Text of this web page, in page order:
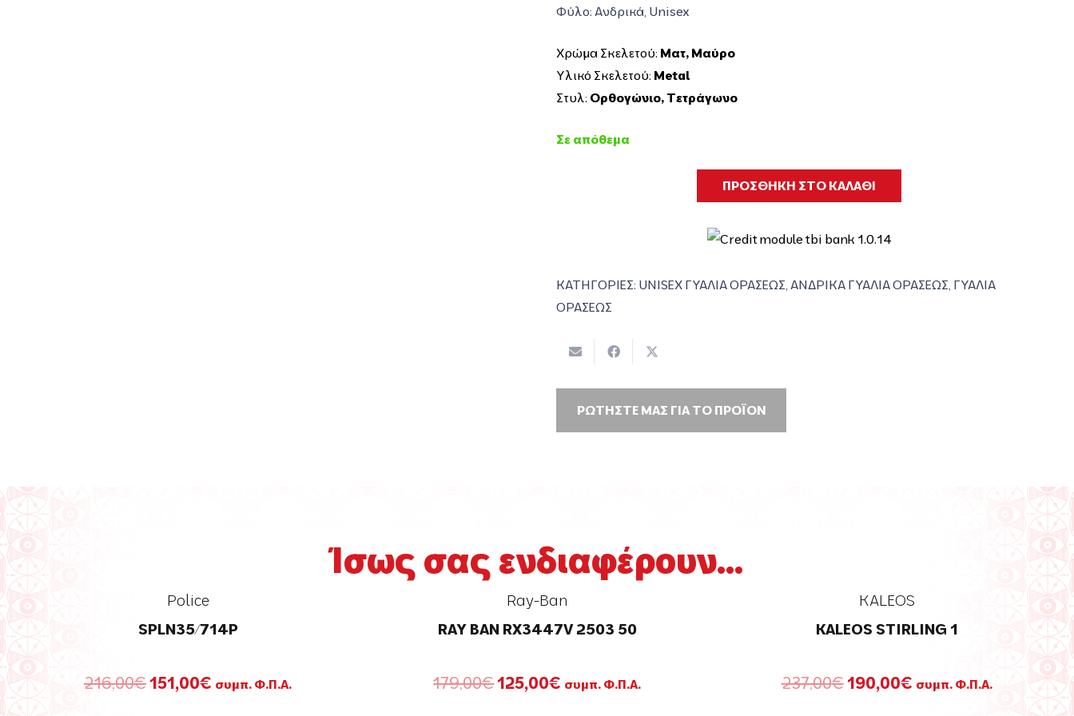
Φύλο: Ανδρικά, Unisex
Χρώμα Σκελετού: Ματ, Μαύρο
Υλικό Σκελετού: Metal
Στυλ: Ορθογώνιο, Τετράγωνο
Σε απόθεμα
ΠΡΟΣΘΗΚΗ ΣΤΟ ΚΑΛΑΘΙ
ΚΑΤΗΓΟΡΙΕΣ: UNISEX ΓΥΑΛΙΑ ΟΡΑΣΕΩΣ, ΑΝΔΡΙΚΑ ΓΥΑΛΙΑ ΟΡΑΣΕΩΣ, ΓΥΑΛΙΑ
ΟΡΑΣΕΩΣ
ΡΩΤΗΣΤΕ ΜΑΣ ΓΙΑ ΤΟ ΠΡΟΪΟΝ
Ίσως σας ενδιαφέρουν...
Police
SPLN35/714P
216,00€ Original
151,00€ Η
συμπ. Φ.Π.Α.
Ray-Ban
RAY BAN RX3447V 2503 50
179,00€Original
125,00€ Η
συμπ. Φ.Π.Α.
KALEOS
KALEOS STIRLING 1
237,00€ Original
190,00€Ησυμπ. Φ.Π.Α.